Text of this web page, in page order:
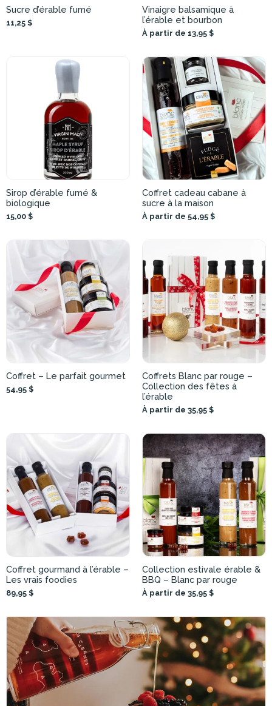
Sucre d’érable fumé
11,25 $
Vinaigre balsamique à
l’érable et bourbon
À partir de 13,95 $
Sirop d’érable fumé &
biologique
15,00 $
Coffret cadeau cabane à
sucre à la maison
À partir de 54,95 $
Coffret – Le parfait gourmet
54,95 $
Coffrets Blanc par rouge –
Collection des fêtes à
l’érable
À partir de 35,95 $
Coffret gourmand à l’érable –
Les vrais foodies
89,95 $
Collection estivale érable &
BBQ – Blanc par rouge
À partir de 35,95 $